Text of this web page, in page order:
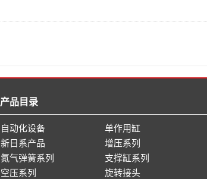
产品目录
自动化设备
单作用缸
新日系产品
增压系列
氮气弹簧系列
支撑缸系列
空压系列
旋转接头